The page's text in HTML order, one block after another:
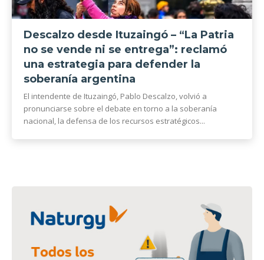
Descalzo desde Ituzaingó – “La Patria
no se vende ni se entrega”: reclamó
una estrategia para defender la
soberanía argentina
El intendente de Ituzaingó, Pablo Descalzo, volvió a
pronunciarse sobre el debate en torno a la soberanía
nacional, la defensa de los recursos estratégicos...